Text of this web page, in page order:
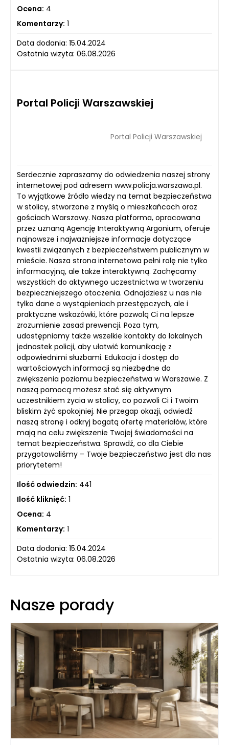
Ocena: 4
Komentarzy: 1
Data dodania: 15.04.2024
Ostatnia wizyta: 06.08.2026
Portal Policji Warszawskiej
Portal Policji Warszawskiej
Serdecznie zapraszamy do odwiedzenia naszej strony
internetowej pod adresem www.policja.warszawa.pl.
To wyjątkowe źródło wiedzy na temat bezpieczeństwa
w stolicy, stworzone z myślą o mieszkańcach oraz
gościach Warszawy. Nasza platforma, opracowana
przez uznaną Agencję Interaktywną Argonium, oferuje
najnowsze i najważniejsze informacje dotyczące
kwestii związanych z bezpieczeństwem publicznym w
mieście. Nasza strona internetowa pełni rolę nie tylko
informacyjną, ale także interaktywną. Zachęcamy
wszystkich do aktywnego uczestnictwa w tworzeniu
bezpieczniejszego otoczenia. Odnajdziesz u nas nie
tylko dane o wystąpieniach przestępczych, ale i
praktyczne wskazówki, które pozwolą Ci na lepsze
zrozumienie zasad prewencji. Poza tym,
udostępniamy także wszelkie kontakty do lokalnych
jednostek policji, aby ułatwić komunikację z
odpowiednimi służbami. Edukacja i dostęp do
wartościowych informacji są niezbędne do
zwiększenia poziomu bezpieczeństwa w Warszawie. Z
naszą pomocą możesz stać się aktywnym
uczestnikiem życia w stolicy, co pozwoli Ci i Twoim
bliskim żyć spokojniej. Nie przegap okazji, odwiedź
naszą stronę i odkryj bogatą ofertę materiałów, które
mają na celu zwiększenie Twojej świadomości na
temat bezpieczeństwa. Sprawdź, co dla Ciebie
przygotowaliśmy – Twoje bezpieczeństwo jest dla nas
priorytetem!
Ilość odwiedzin: 441
Ilość kliknięć: 1
Ocena: 4
Komentarzy: 1
Data dodania: 15.04.2024
Ostatnia wizyta: 06.08.2026
Nasze porady